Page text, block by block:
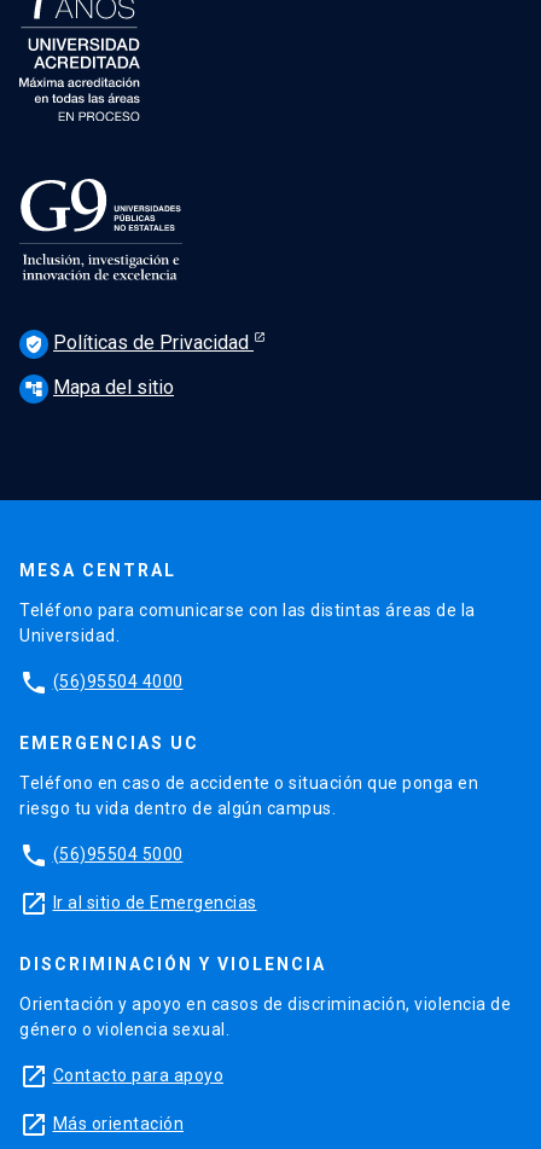
verified_user Políticas de Privacidad
account_tree Mapa del sitio
MESA CENTRAL
Teléfono para comunicarse con las distintas áreas de la
Universidad.
phone (56)95504 4000
EMERGENCIAS UC
Teléfono en caso de accidente o situación que ponga en
riesgo tu vida dentro de algún campus.
phone (56)95504 5000
launch Ir al sitio de Emergencias
DISCRIMINACIÓN Y VIOLENCIA
Orientación y apoyo en casos de discriminación, violencia de
género o violencia sexual.
launch Contacto para apoyo
launch Más orientación